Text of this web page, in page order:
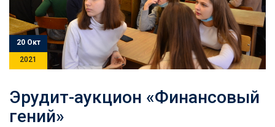
20 Окт
2021
Эрудит-аукцион «Финансовый
гений»